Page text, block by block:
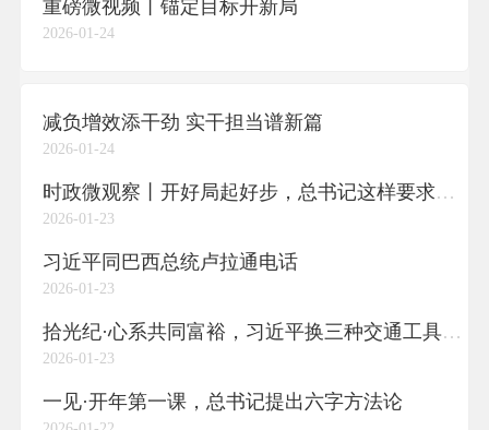
重磅微视频丨锚定目标开新局
2026-01-24
减负增效添干劲 实干担当谱新篇
2026-01-24
时政微观察丨开好局起好步，总书记这样要求“关键少数”
2026-01-23
习近平同巴西总统卢拉通电话
2026-01-23
拾光纪·心系共同富裕，习近平换三种交通工具深入山村
2026-01-23
一见·开年第一课，总书记提出六字方法论